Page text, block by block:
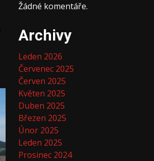
Žádné komentáře.
Archivy
Leden 2026
Červenec 2025
Červen 2025
Květen 2025
Duben 2025
Březen 2025
Únor 2025
Leden 2025
Prosinec 2024